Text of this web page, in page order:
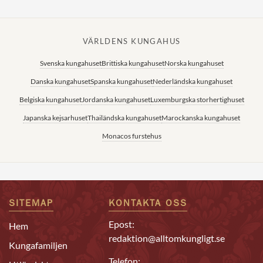
VÄRLDENS KUNGAHUS
Svenska kungahusetBrittiska kungahusetNorska kungahuset
Danska kungahusetSpanska kungahusetNederländska kungahuset
Belgiska kungahusetJordanska kungahusetLuxemburgska storhertighuset
Japanska kejsarhusetThailändska kungahusetMarockanska kungahuset
Monacos furstehus
SITEMAP
Hem
Kungafamiljen
KONTAKTA OSS
Epost:
redaktion@alltomkungligt.se